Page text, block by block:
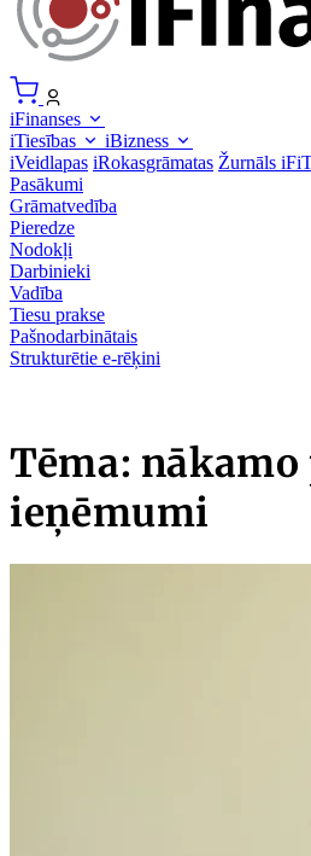
iFinanses
iTiesības
iBizness
iVeidlapas iRokasgrāmatas Žurnāls
Pasākumi
Grāmatvedība
Pieredze
Nodokļi
Darbinieki
Vadība
Tiesu prakse
Pašnodarbinātais
Strukturētie e-rēķini
Tēma:
ieņēmumi